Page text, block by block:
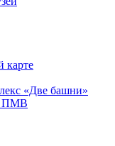
карте
«Две башни»
ПМВ